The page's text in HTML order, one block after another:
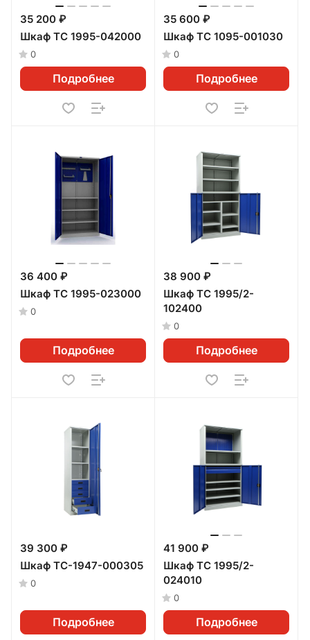
35 200 ₽
Шкаф ТС 1995-042000
0
Подробнее
35 600 ₽
Шкаф ТС 1095-001030
0
Подробнее
36 400 ₽
Шкаф ТС 1995-023000
0
Подробнее
38 900 ₽
Шкаф ТС 1995/2-
102400
0
Подробнее
39 300 ₽
Шкаф TC-1947-000305
0
Подробнее
41 900 ₽
Шкаф ТС 1995/2-
024010
0
Подробнее